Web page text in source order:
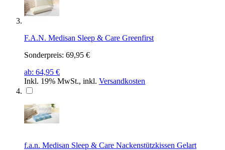
F.A.N. Medisan Sleep & Care Greenfirst
Sonderpreis: 69,95 €
ab: 64,95 €
Inkl. 19% MwSt., inkl. Versandkosten
f.a.n. Medisan Sleep & Care Nackenstützkissen Gelart